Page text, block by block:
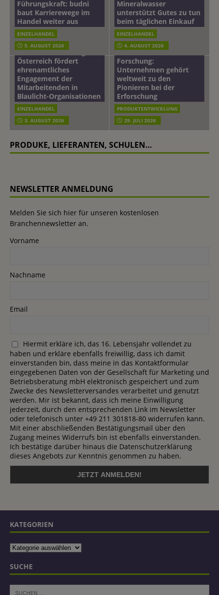
Führungskraft: budni
baut Karrierewege im
Handel weiter aus
EINZELHANDEL
5. AUGUST 2026
Mineralwasser
unterstützt Gutes zu tun
beim täglichen Einkauf
EINZELHANDEL
4. AUGUST 2026
mehr vom leben tag: dm
Österreich fördert
ehrenamtliches
Engagement der
Mitarbeitenden in
Blaulicht-Organisationen
EINZELHANDEL
3. AUGUST 2026
Beiersdorf
Hautmikrobiom-
Forschung:
Unternehmen gehört
weltweit zu den
Pionieren bei der
Erforschung
PRODUKTENTWICKLUNG
29. JULI 2026
PRODUKE, LIEFERANTEN, SCHULEN…
NEWSLETTER ANMELDUNG
Melden Sie sich hier für unseren kostenlosen
Branchennewsletter an.
Vorname
Nachname
Email
Hiermit erkläre ich, das 16. Lebensjahr vollendet zu
haben und erkläre ebenfalls freiwillig, dass ich damit
einverstanden bin, dass meine in das Kontaktformular
eingegebenen Daten von der Gesellschaft für Marketing und
Betriebsberatung mbH elektronisch gespeichert und zum
Zwecke des Newsletterversandes verarbeitet und genutzt
werden. Mir ist bekannt, dass ich meine Einwilligung
jederzeit, durch den entsprechenden Link im Newsletter
oder telefonisch unter +49 211 301818-80 widerrufen kann.
Mit einer abschließenden Bestätigungsmail über den
Zugang meines Widerrufs bin ist ebenfalls einverstanden.
Ich bestätige darüber hinaus die Datenschutzerklärung
dieses Angebots zur Kenntnis genommen zu haben.
KATEGORIEN
SUCHE